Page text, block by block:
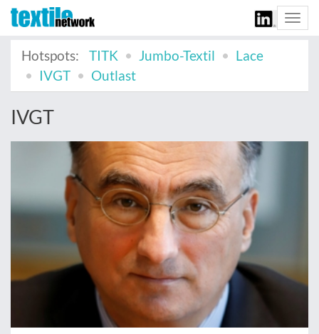
Hotspots:
TITK Jumbo-Textil
Lace
IVGT
Outlast
IVGT